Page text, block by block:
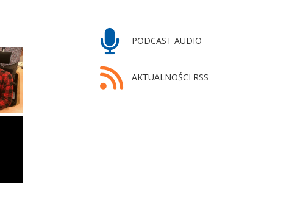
PODCAST AUDIO
AKTUALNOŚCI RSS